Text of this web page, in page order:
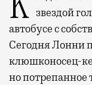
Когда-то Лонни Хокинс (Уилл Феррелл) был звездой
автобусе с
Сегодня Лонни
клюшконосец-
но потрепанное